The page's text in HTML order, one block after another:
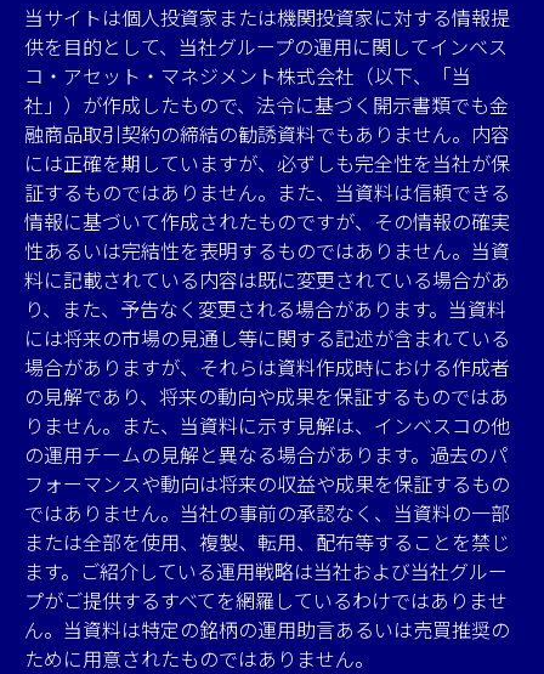
当サイトは個人投資家または機関投資家に対する情報提
供を目的として、当社グループの運用に関してインベス
コ・アセット・マネジメント株式会社（以下、「当
社」）が作成したもので、法令に基づく開示書類でも金
融商品取引契約の締結の勧誘資料でもありません。内容
には正確を期していますが、必ずしも完全性を当社が保
証するものではありません。また、当資料は信頼できる
情報に基づいて作成されたものですが、その情報の確実
性あるいは完結性を表明するものではありません。当資
料に記載されている内容は既に変更されている場合があ
り、また、予告なく変更される場合があります。当資料
には将来の市場の見通し等に関する記述が含まれている
場合がありますが、それらは資料作成時における作成者
の見解であり、将来の動向や成果を保証するものではあ
りません。また、当資料に示す見解は、インベスコの他
の運用チームの見解と異なる場合があります。過去のパ
フォーマンスや動向は将来の収益や成果を保証するもの
ではありません。当社の事前の承認なく、当資料の一部
または全部を使用、複製、転用、配布等することを禁じ
ます。ご紹介している運用戦略は当社および当社グルー
プがご提供するすべてを網羅しているわけではありませ
ん。当資料は特定の銘柄の運用助言あるいは売買推奨の
ために用意されたものではありません。